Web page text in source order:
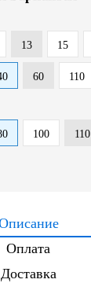
13 15
60 110
100 110
Оплата
Доставка